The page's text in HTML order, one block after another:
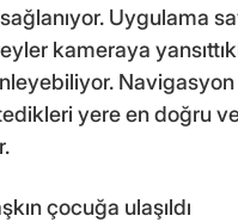
Uygulama
kameraya
yere en doğru
çocuğa ulaşıldı